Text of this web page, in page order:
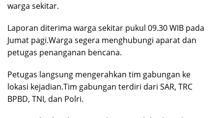
warga sekitar.
Laporan diterima warga sekitar pukul 09.30 WIB pada
Jumat pagi.Warga segera menghubungi aparat dan
petugas penanganan bencana.
Petugas langsung mengerahkan tim gabungan ke
lokasi kejadian.Tim gabungan terdiri dari SAR, TRC
BPBD, TNI, dan Polri.